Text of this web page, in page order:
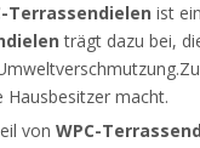
Terrassendielen ist
trägt dazu bei,
macht.
von WPC-